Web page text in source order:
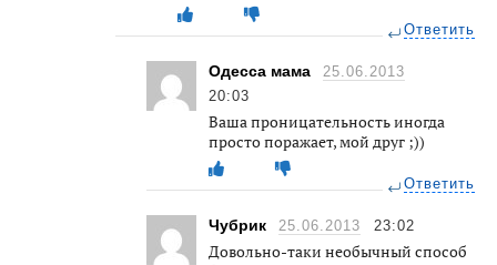
Ответить
Одесса мама
25.06.2013
20:03
Ваша проницательность иногда
просто поражает, мой друг ;))
Ответить
Чубрик 25.06.2013 23:02
Довольно-таки необычный способ